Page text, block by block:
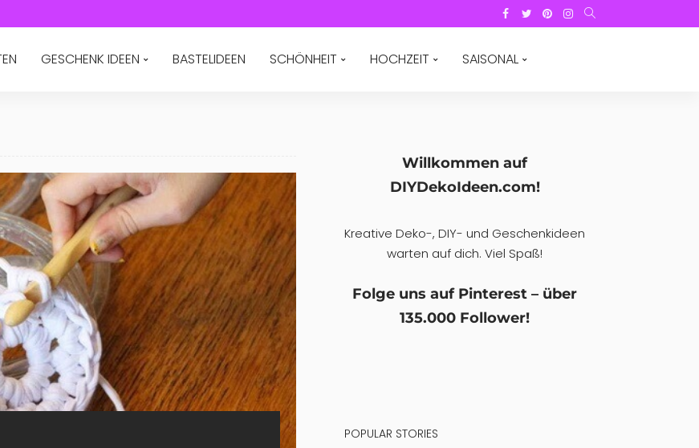
GESCHENK IDEEN BASTELIDEEN SCHÖNHEIT HOCHZEIT SAISONAL
Willkommen auf
DIYDekoIdeen.com!
Kreative Deko-, DIY- und Geschenkideen
warten auf dich. Viel Spaß!
Folge uns auf Pinterest – über
135.000 Follower!
POPULAR STORIES